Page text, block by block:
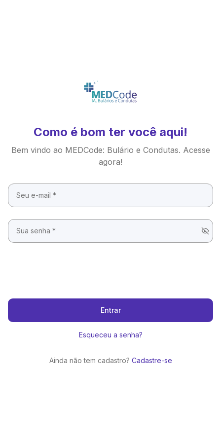
Como é bom ter você aqui!
Bem vindo ao MEDCode: Bulário e Condutas. Acesse
agora!
Entrar
Esqueceu a senha?
Ainda não tem cadastro? Cadastre-se